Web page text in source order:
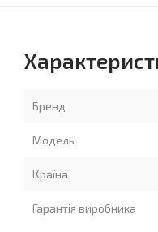
Бренд
Модель
Країна
Гарантія виробника